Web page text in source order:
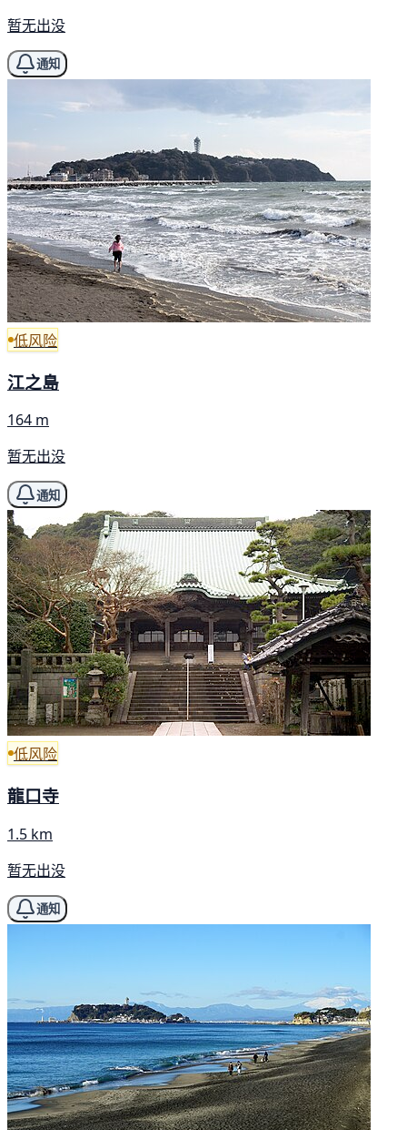
暂无出没
通知
低风险
江之島
164 m
暂无出没
通知
低风险
龍口寺
1.5 km
暂无出没
通知